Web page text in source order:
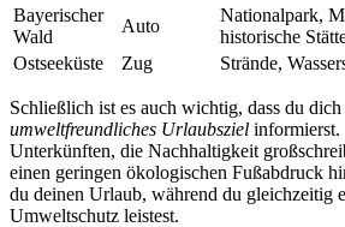
Bayerischer
Wald
Auto
Nationalpark,
historische
Ostseeküste
Zug Strände,
Schließlich ist es auch wichtig, dass du
umweltfreundliches Urlaubsziel informierst.
Unterkünften, die Nachhaltigkeit
einen geringen ökologischen Fußabdruck
du deinen Urlaub, während du gleichzeitig
Umweltschutz leistest.